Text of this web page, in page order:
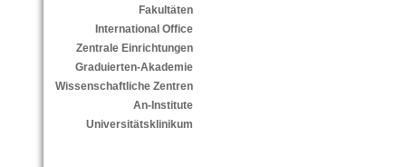
Fakultäten
International Office
Zentrale Einrichtungen
Graduierten-Akademie
Wissenschaftliche Zentren
An-Institute
Universitätsklinikum